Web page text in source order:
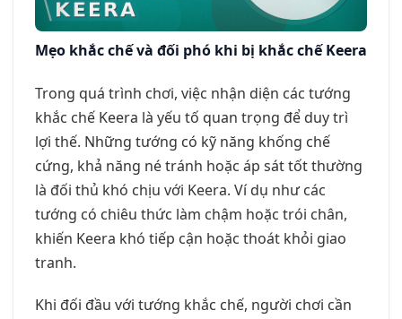
Mẹo khắc chế và đối phó khi bị khắc chế Keera
Trong quá trình chơi, việc nhận diện các tướng
khắc chế Keera là yếu tố quan trọng để duy trì
lợi thế. Những tướng có kỹ năng khống chế
cứng, khả năng né tránh hoặc áp sát tốt thường
là đối thủ khó chịu với Keera. Ví dụ như các
tướng có chiêu thức làm chậm hoặc trói chân,
khiến Keera khó tiếp cận hoặc thoát khỏi giao
tranh.
Khi đối đầu với tướng khắc chế, người chơi cần